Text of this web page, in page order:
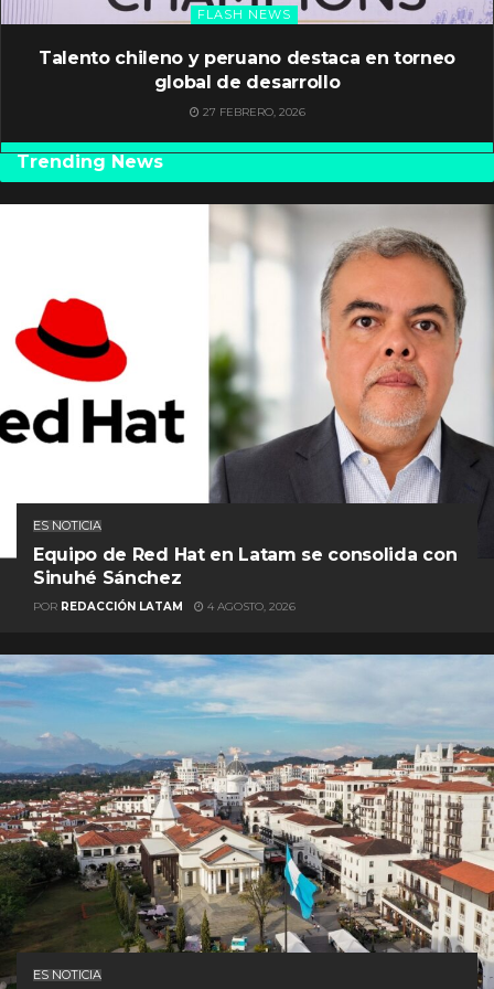
FLASH NEWS
Talento chileno y peruano destaca en torneo
global de desarrollo
27 FEBRERO, 2026
Trending News
ES NOTICIA
Equipo de Red Hat en Latam se consolida con
Sinuhé Sánchez
POR REDACCIÓN LATAM 4 AGOSTO, 2026
ES NOTICIA